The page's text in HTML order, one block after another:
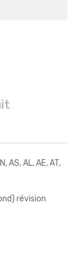
AL, AE, AT,
révision